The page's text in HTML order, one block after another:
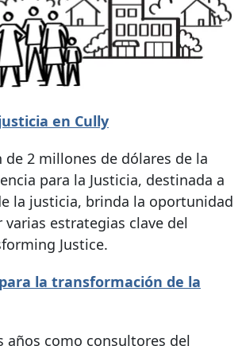
en Cully
de 2 millones de dólares de la
para la Justicia, destinada a
la justicia, brinda la oportunidad
estrategias clave del
Justice.
la transformación de la
años como consultores del